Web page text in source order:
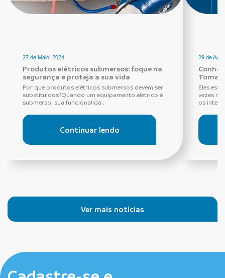
27 de Maio, 2024
Produtos elétricos submersos: foque na
segurança e proteja a sua vida
Por que produtos elétricos submersos devem ser
substituídos?Quando um equipamento elétrico é
submerso, sua funcionalida...
Continuar lendo
29 de
Eles
vezes
os
Ver mais notícias